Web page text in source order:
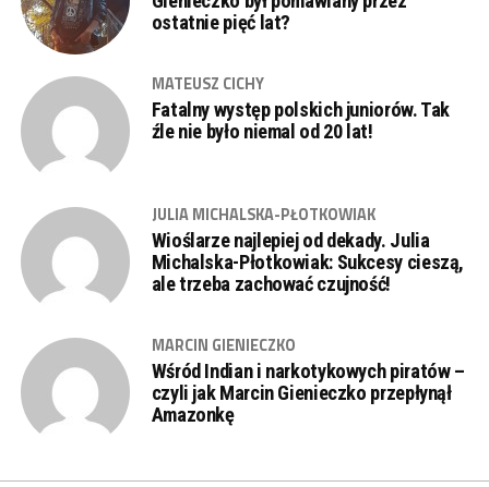
ostatnie pięć lat?
MATEUSZ CICHY
Fatalny występ polskich juniorów. Tak
źle nie było niemal od 20 lat!
JULIA MICHALSKA-PŁOTKOWIAK
Wioślarze najlepiej od dekady. Julia
Michalska-Płotkowiak: Sukcesy cieszą,
ale trzeba zachować czujność!
MARCIN GIENIECZKO
Wśród Indian i narkotykowych piratów –
czyli jak Marcin Gienieczko przepłynął
Amazonkę